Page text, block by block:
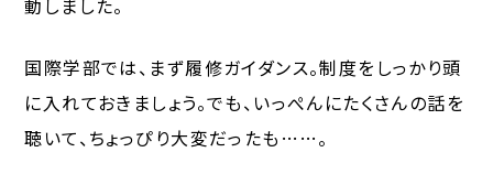
動しました。
国際学部では、まず履修ガイダンス。制度をしっかり頭
に入れておきましょう。でも、いっぺんにたくさんの話を
聴いて、ちょっぴり大変だったも……。